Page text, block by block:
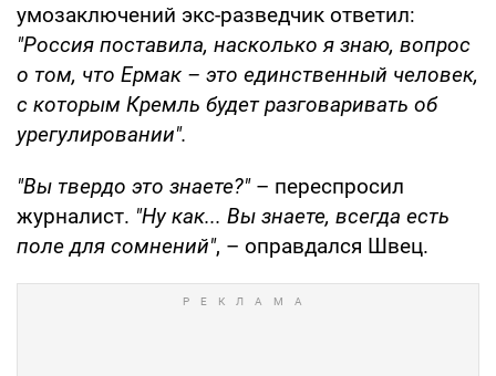
умозаключений экс-разведчик ответил:
"Россия поставила, насколько я знаю, вопрос
о том, что Ермак – это единственный человек,
с которым Кремль будет разговаривать об
урегулировании".
"Вы твердо это знаете?"– переспросил
журналист. "Ну как... Вы знаете, всегда есть
поле для сомнений", – оправдался Швец.